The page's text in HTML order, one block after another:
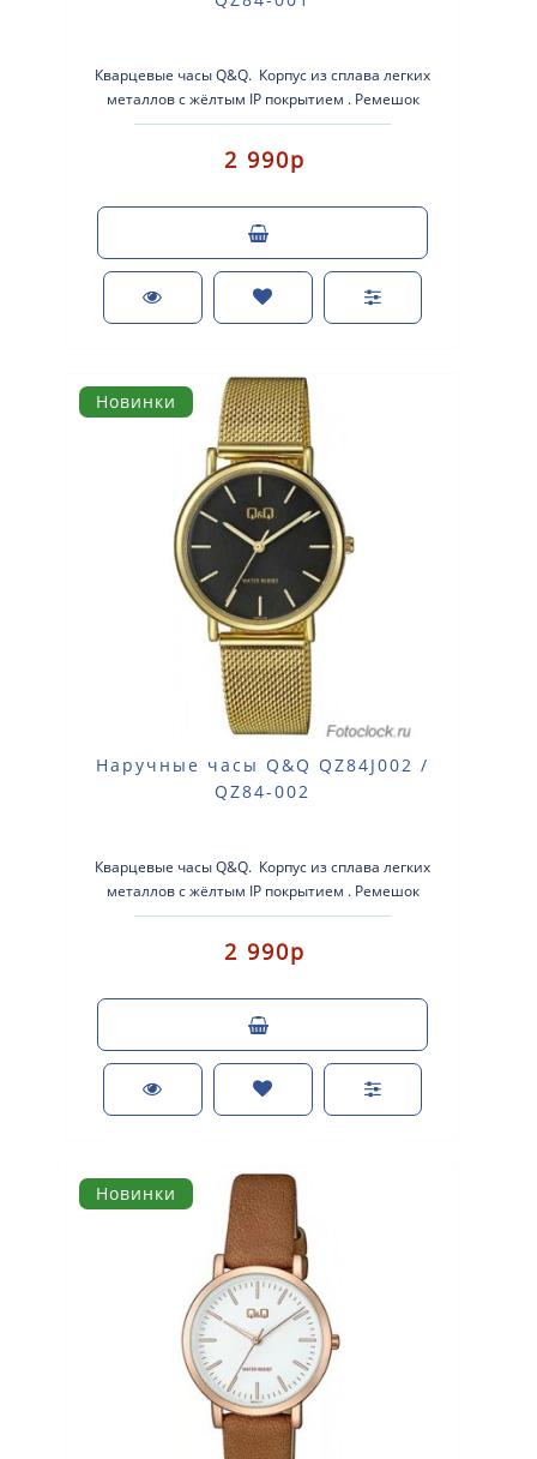
Кварцевые часы Q&Q. Корпус из сплава легких
металлов с жёлтым IP покрытием . Ремешок
нержавеющая сталь с ..
2 990р
Новинки
Наручные часы Q&Q QZ84J002 /
QZ84-002
Кварцевые часы Q&Q. Корпус из сплава легких
металлов с жёлтым IP покрытием . Ремешок
нержавеющая сталь ..
2 990р
Новинки